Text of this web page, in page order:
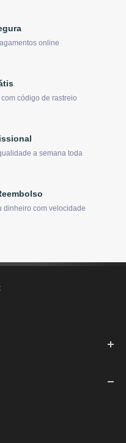
online
código de rastreio
a semana toda
dinheiro com velocidade